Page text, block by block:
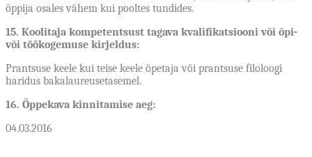
õppija osales vähem kui pooltes tundides.
15. Koolitaja kompetentsust tagava kvalifikatsiooni või õpi-
või töökogemuse kirjeldus:
Prantsuse keele kui teise keele õpetaja või prantsuse filoloogi
haridus bakalaureusetasemel.
16. Õppekava kinnitamise aeg:
04.03.2016